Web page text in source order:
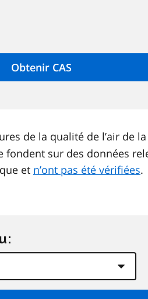
de la qualité de l’air de la
fondent sur des données
et n’ont pas été vérifiées.